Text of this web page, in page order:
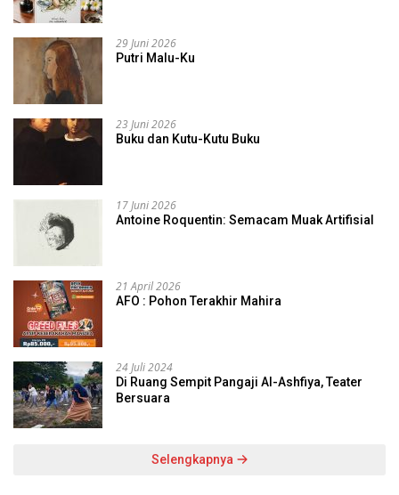
29 Juni 2026
Putri Malu-Ku
23 Juni 2026
Buku dan Kutu-Kutu Buku
17 Juni 2026
Antoine Roquentin: Semacam Muak Artifisial
21 April 2026
AFO : Pohon Terakhir Mahira
24 Juli 2024
Di Ruang Sempit Pangaji Al-Ashfiya, Teater
Bersuara
Selengkapnya